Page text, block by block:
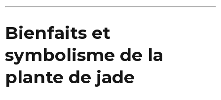
Bienfaits et
symbolisme de la
plante de jade